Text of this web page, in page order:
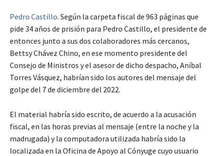
Pedro Castillo. Según la carpeta fiscal de 963 páginas que
pide 34 años de prisión para Pedro Castillo, el presidente de
entonces junto a sus dos colaboradores más cercanos,
Bettsy Chávez Chino, en ese momento presidente del
Consejo de Ministros y el asesor de dicho despacho, Aníbal
Torres Vásquez, habrían sido los autores del mensaje del
golpe del 7 de diciembre del 2022.
El material habría sido escrito, de acuerdo a la acusación
fiscal, en las horas previas al mensaje (entre la noche y la
madrugada) y la computadora utilizada habría sido la
localizada en la Oficina de Apoyo al Cónyuge cuyo usuario